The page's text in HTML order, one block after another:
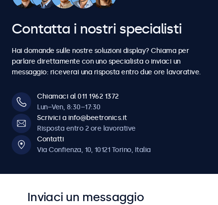
7
8
9
0
7
8
9
0
7
8
9
0
7
8
9
0
7
8
9
0
5
6
7
8
9
0
5
6
7
8
9
0
5
6
7
8
9
0
5
6
7
8
9
0
5
6
7
8
9
0
5
6
7
8
9
0
5
6
7
8
9
0
4
5
6
7
8
9
4
5
6
7
8
9
0
Contatta i nostri specialisti
Hai domande sulle nostre soluzioni display? Chiama per
parlare direttamente con uno specialista o inviaci un
messaggio: riceverai una risposta entro due ore lavorative.
Chiamaci al 011 1962 1372
Lun–Ven, 8:30–17:30
Scrivici a info@beetronics.it
Risposta entro 2 ore lavorative
Contatti
Via Confienza, 10, 10121 Torino, Italia
Inviaci un messaggio